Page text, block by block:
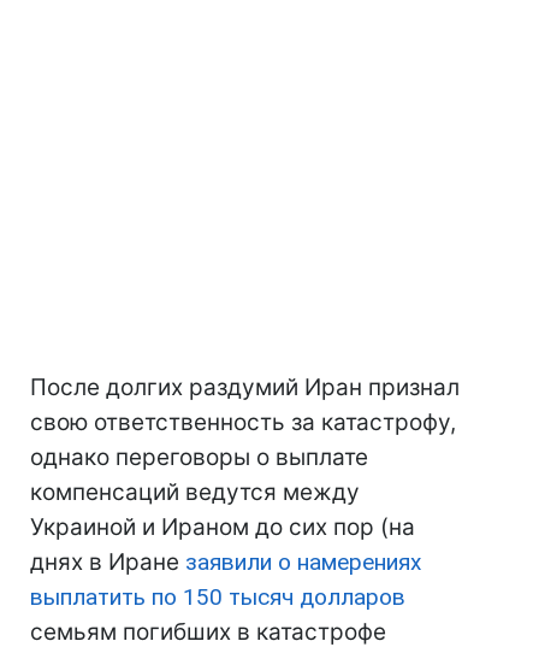
После долгих раздумий Иран признал
свою ответственность за катастрофу,
однако переговоры о выплате
компенсаций ведутся между
Украиной и Ираном до сих пор (на
днях в Иране заявили о намерениях
выплатить по 150 тысяч долларов
семьям погибших в катастрофе